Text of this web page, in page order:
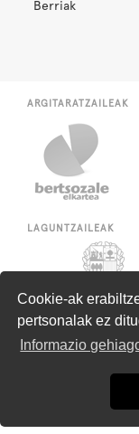
Cookie-ak
pertsonalak ez
Informazio
Berriak
ARGITARATZAILEAK
LAGUNTZAILEAK